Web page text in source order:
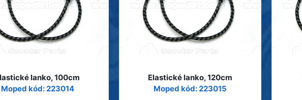
lanko, 100cm
Moped kód: 223014
Elastické lanko, 120cm
Moped kód: 223015